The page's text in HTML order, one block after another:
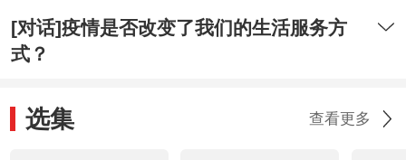
[对话]疫情是否改变了我们的生活服务方
式？
选集 查看更多